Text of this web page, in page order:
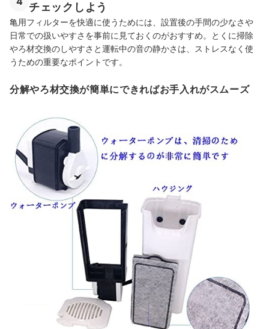
チェックしよう
亀用フィルターを快適に使うためには、設置後の手間の少なさや
日常での扱いやすさを事前に見ておくのがおすすめ。とくに掃除
やろ材交換のしやすさと運転中の音の静かさは、ストレスなく使
うための重要なポイントです。
分解やろ材交換が簡単にできればお手入れがスムーズ